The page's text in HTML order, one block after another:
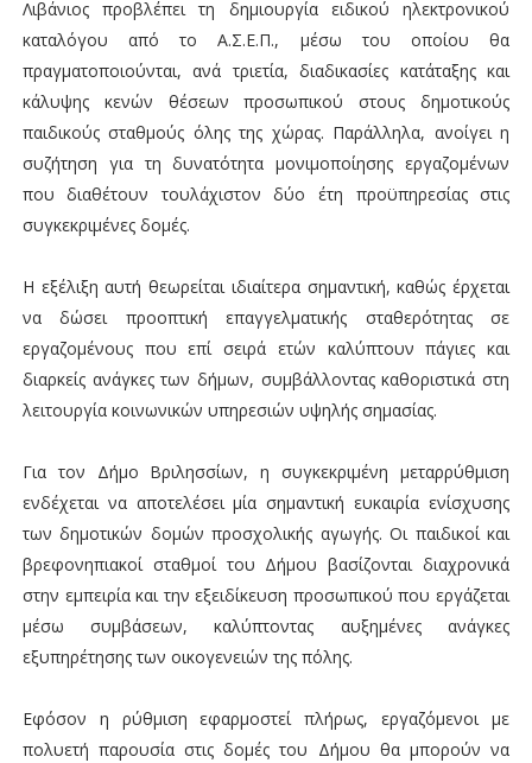
Λιβάνιος προβλέπει τη δημιουργία ειδικού ηλεκτρονικού
καταλόγου από το Α.Σ.Ε.Π., μέσω του οποίου θα
πραγματοποιούνται, ανά τριετία, διαδικασίες κατάταξης και
κάλυψης κενών θέσεων προσωπικού στους δημοτικούς
παιδικούς σταθμούς όλης της χώρας. Παράλληλα, ανοίγει η
συζήτηση για τη δυνατότητα μονιμοποίησης εργαζομένων
που διαθέτουν τουλάχιστον δύο έτη προϋπηρεσίας στις
συγκεκριμένες δομές.
Η εξέλιξη αυτή θεωρείται ιδιαίτερα σημαντική, καθώς έρχεται
να δώσει προοπτική επαγγελματικής σταθερότητας σε
εργαζομένους που επί σειρά ετών καλύπτουν πάγιες και
διαρκείς ανάγκες των δήμων, συμβάλλοντας καθοριστικά στη
λειτουργία κοινωνικών υπηρεσιών υψηλής σημασίας.
Για τον Δήμο Βριλησσίων, η συγκεκριμένη μεταρρύθμιση
ενδέχεται να αποτελέσει μία σημαντική ευκαιρία ενίσχυσης
των δημοτικών δομών προσχολικής αγωγής. Οι παιδικοί και
βρεφονηπιακοί σταθμοί του Δήμου βασίζονται διαχρονικά
στην εμπειρία και την εξειδίκευση προσωπικού που εργάζεται
μέσω συμβάσεων, καλύπτοντας αυξημένες ανάγκες
εξυπηρέτησης των οικογενειών της πόλης.
Εφόσον η ρύθμιση εφαρμοστεί πλήρως, εργαζόμενοι με
πολυετή παρουσία στις δομές του Δήμου θα μπορούν να